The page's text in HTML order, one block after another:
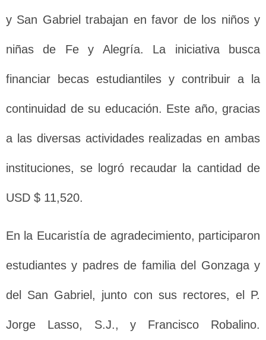
y San Gabriel trabajan en favor de los niños y
niñas de Fe y Alegría. La iniciativa busca
financiar becas estudiantiles y contribuir a la
continuidad de su educación. Este año, gracias
a las diversas actividades realizadas en ambas
instituciones, se logró recaudar la cantidad de
USD $ 11,520.
En la Eucaristía de agradecimiento, participaron
estudiantes y padres de familia del Gonzaga y
del San Gabriel, junto con sus rectores, el P.
Jorge Lasso, S.J., y Francisco Robalino.